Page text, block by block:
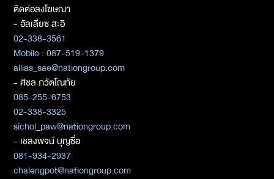
ติดต่อลงโฆษณา
- อัลเลียซ สะอิ
02-338-3561
Mobile : 087-519-1379
allias_sae@nationgroup.com
- ศิชล ภวัตโณทัย
085-255-6753
02-338-3325
sichol_paw@nationgroup.com
- เชลงพจน์ บุญซื่อ
081-934-2937
chalengpot@nationgroup.com